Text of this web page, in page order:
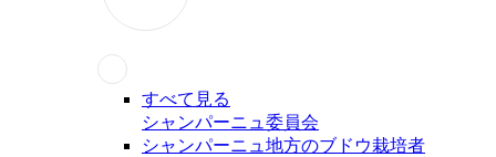
すべて見る
シャンパーニュ委員会
シャンパーニュ地方のブドウ栽培者